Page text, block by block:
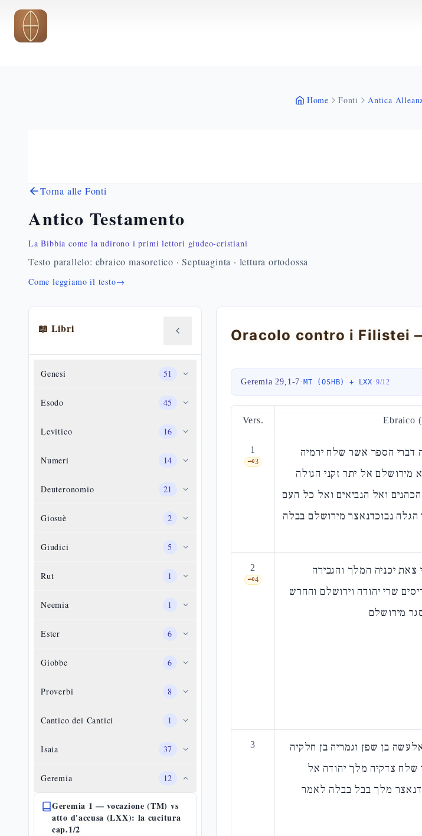
Vai al contenuto principale
Home Fonti Antica
Torna alle Fonti
Antico Testamento
La Bibbia come la udirono i primi lettori giudeo-cristiani
Testo parallelo: ebraico masoretico · Septuaginta · lettura ortodossa
Come leggiamo il testo→
📖 Libri
Genesi 51
Esodo 45
Levitico 16
Numeri 14
Deuteronomio 21
Giosuè 2
Giudici 5
Rut 1
Neemia 1
Ester 6
Giobbe 6
Proverbi 8
Cantico dei Cantici 1
Isaia 37
Geremia 12
Geremia 1 — vocazione (TM) vs
atto d'accusa (LXX): la cucitura
cap.1/2
Oracolo contro i Filistei
Geremia 29,1-7·MT (OSHB) + LXX· 9/12
Vers. Ebraico
1
🗝️3
דברי הספר אשר שלח ירמיה
מירושלם אל יתר זקני הגולה
ואל הנביאים ואל כל העם
נבוכדנאצר מירושלם בבלה
2
🗝️4
צאת יכניה המלך והגבירה
שרי יהודה וירושלם והחרש
מירושלם
3
בן שפן וגמריה בן חלקיה
צדקיה מלך יהודה אל
מלך בבל בבלה לאמר